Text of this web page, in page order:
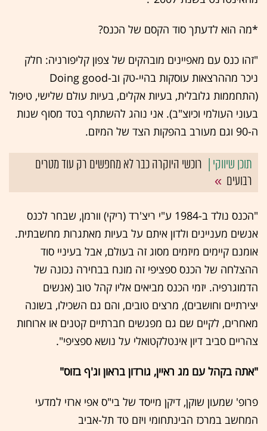
*מה הוא לדעתך סוד הקסם של הכנס?
"זהו כנס עם מאפיינים מובהקים של צפון קליפורניה: חלק
ניכר מההרצאות עוסקות בהיי-טק וב-Doing good
(התחממות גלובלית, בעיות אקלים, בעיות עולם שלישי, טיפול
בעוני העולמי וכיוצ"ב). אני נוהג להשתתף בטד מסוף שנות
ה-90 וגם מעורב בהפקות הצד של המיזם.
רוכשי היוקרה כבר לא מחפשים רק עוד מטרים
רבועים
"הכנס נולד ב-1984 ע"י ריצ'רד (ריקי) וורמן, שבחר לכנס
אנשים מעניינים ולדון איתם על בעיות מאתגרות מחשבתית.
אומנם קיימים מיזמים מסוג זה בעולם, אבל בעיניי סוד
ההצלחה של הכנס ספציפי זה מונח בבחירה נכונה של
הדמוגרפיה. יזמי הכנס מביאים אליו קהל טוב (אנשים
יצירתיים וחושבים), מרצים טובים, והם גם השכילו, בשונה
מאחרים, לקיים שם גם מפגשים חברתיים קטנים או ארוחות
צהריים סביב דיון אינטלקטואלי על נושא ספציפי".
"אתה בקהל עם מג ראיין, גורדון בראון וג'ף בזוס"
פרופ' שמעון שוקן, דיקן מייסד של בי"ס אפי ארזי למדעי
המחשב במרכז הבינתחומי ויזם טד תל-אביב